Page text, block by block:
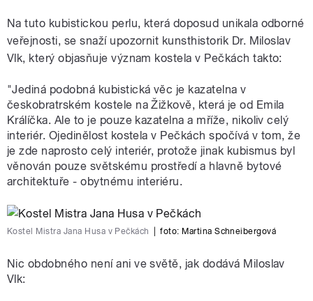
Na tuto kubistickou perlu, která doposud unikala odborné
veřejnosti, se snaží upozornit kunsthistorik Dr. Miloslav
Vlk, který objasňuje význam kostela v Pečkách takto:
"Jediná podobná kubistická věc je kazatelna v
českobratrském kostele na Žižkově, která je od Emila
Králíčka. Ale to je pouze kazatelna a mříže, nikoliv celý
interiér. Ojedinělost kostela v Pečkách spočívá v tom, že
je zde naprosto celý interiér, protože jinak kubismus byl
věnován pouze světskému prostředí a hlavně bytové
architektuře - obytnému interiéru.
Kostel Mistra Jana Husa v Pečkách foto: Martina Schneibergová
Nic obdobného není ani ve světě, jak dodává Miloslav
Vlk: